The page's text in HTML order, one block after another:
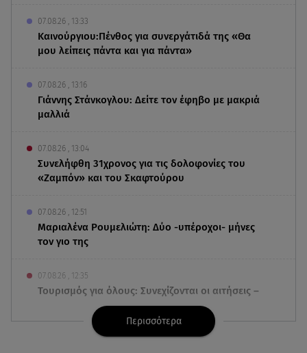
07.08.26 , 13:33
Καινούργιου:Πένθος για συνεργάτιδά της «Θα
μου λείπεις πάντα και για πάντα»
07.08.26 , 13:16
Γιάννης Στάνκογλου: Δείτε τον έφηβο με μακριά
μαλλιά
07.08.26 , 13:04
Συνελήφθη 31χρονος για τις δολοφονίες του
«Ζαμπόν» και του Σκαφτούρου
07.08.26 , 12:51
Μαριαλένα Ρουμελιώτη: Δύο -υπέροχοι- μήνες
τον γιο της
07.08.26 , 12:35
Τουρισμός για όλους: Συνεχίζονται οι αιτήσεις –
Ποιοι κάνουν σήμερα
Περισσότερα